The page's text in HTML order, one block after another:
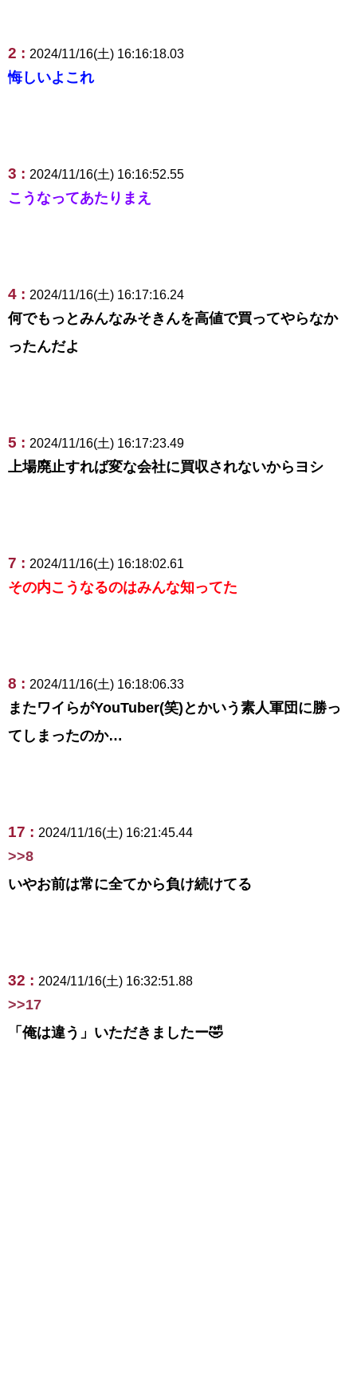
2 : 2024/11/16(土) 16:16:18.03
悔しいよこれ
3 : 2024/11/16(土) 16:16:52.55
こうなってあたりまえ
4 : 2024/11/16(土) 16:17:16.24
何でもっとみんなみそきんを高値で買ってやらなか
ったんだよ
5 : 2024/11/16(土) 16:17:23.49
上場廃止すれば変な会社に買収されないからヨシ
7 : 2024/11/16(土) 16:18:02.61
その内こうなるのはみんな知ってた
8 : 2024/11/16(土) 16:18:06.33
またワイらがYouTuber(笑)とかいう素人軍団に勝っ
てしまったのか…
17 : 2024/11/16(土) 16:21:45.44
>>8
いやお前は常に全てから負け続けてる
32 : 2024/11/16(土) 16:32:51.88
>>17
「俺は違う」いただきましたー🤣